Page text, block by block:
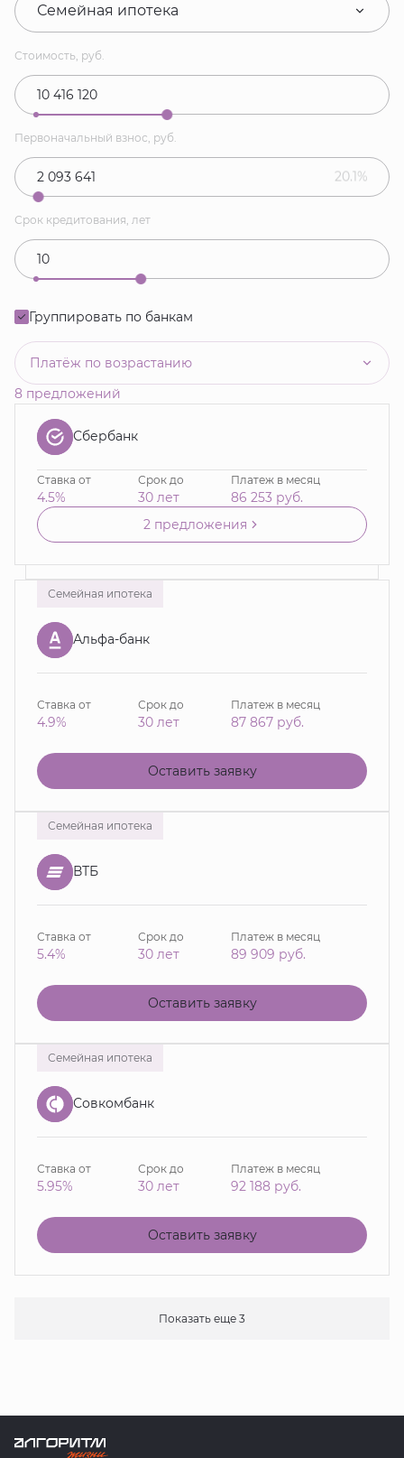
Семейная ипотека
Стоимость, руб.
Первоначальный взнос, руб.
20.1%
Срок кредитования, лет
Группировать по банкам
Платёж по возрастанию
8 предложений
Сбербанк
Ставка от
4.5%
Срок до
30 лет
Платеж в месяц
86 253 руб.
2 предложения
Семейная ипотека
Альфа-банк
Ставка от
4.9%
Срок до
30 лет
Платеж в месяц
87 867 руб.
Оставить заявку
Семейная ипотека
ВТБ
Ставка от
5.4%
Срок до
30 лет
Платеж в месяц
89 909 руб.
Оставить заявку
Семейная ипотека
Совкомбанк
Ставка от
5.95%
Срок до
30 лет
Платеж в месяц
92 188 руб.
Оставить заявку
Показать еще 3